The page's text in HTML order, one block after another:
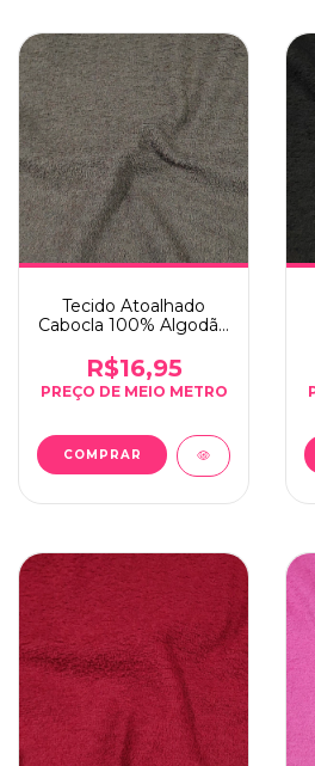
Tecido Atoalhado
Cabocla 100% Algodão
1,40m
R$16,95